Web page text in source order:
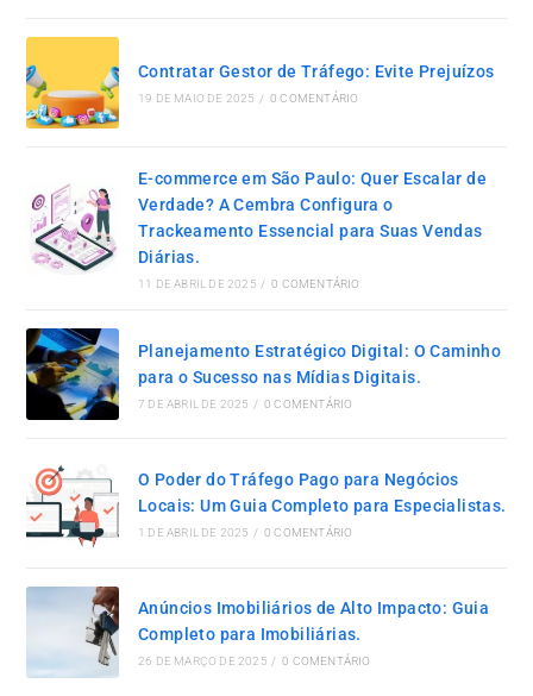
Contratar Gestor de Tráfego: Evite Prejuízos
19 DE MAIO DE 2025 / 0 COMENTÁRIO
E-commerce em São Paulo: Quer Escalar de
Verdade? A Cembra Configura o
Trackeamento Essencial para Suas Vendas
Diárias.
11 DE ABRIL DE 2025 / 0 COMENTÁRIO
Planejamento Estratégico Digital: O Caminho
para o Sucesso nas Mídias Digitais.
7 DE ABRIL DE 2025 / 0 COMENTÁRIO
O Poder do Tráfego Pago para Negócios
Locais: Um Guia Completo para Especialistas.
1 DE ABRIL DE 2025 / 0 COMENTÁRIO
Anúncios Imobiliários de Alto Impacto: Guia
Completo para Imobiliárias.
26 DE MARÇO DE 2025 / 0 COMENTÁRIO